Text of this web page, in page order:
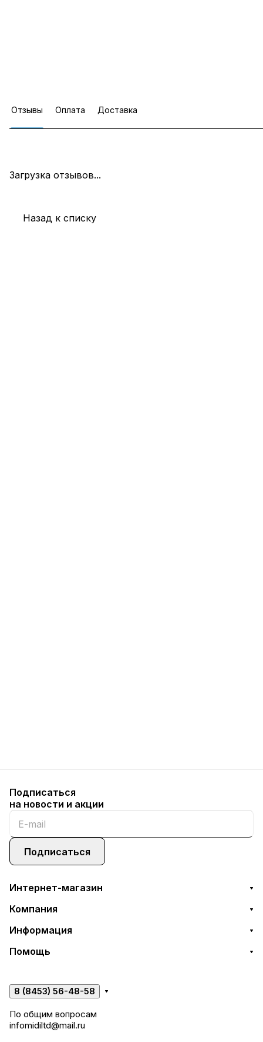
Отзывы Оплата Доставка
Загрузка отзывов...
Назад к списку
Подписаться
на новости и акции
Подписаться
Интернет-магазин
Компания
Информация
Помощь
8 (8453) 56-48-58
По общим вопросам
infomidiltd@mail.ru